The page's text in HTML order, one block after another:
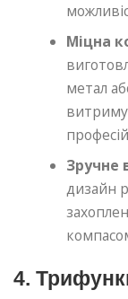
Міцна
метал
Зручне
дизайн
4.